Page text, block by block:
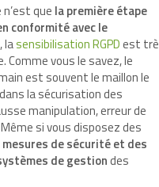
que la première étape
conformité avec le
, lasensibilisation RGPDest
Comme vous le savez, le
est souvent le maillon le
la sécurisation des
manipulation, erreur de
si vous disposez des
de sécurité et des
de gestiondes